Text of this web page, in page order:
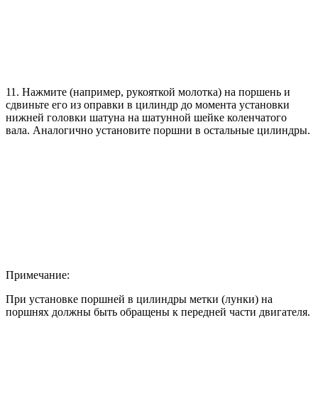
11. Нажмите (например, рукояткой молотка) на поршень и
сдвиньте его из оправки в цилиндр до момента установки
нижней головки шатуна на шатунной шейке коленчатого
вала. Аналогично установите поршни в остальные цилиндры.
Примечание:
При установке поршней в цилиндры метки (лунки) на
поршнях должны быть обращены к передней части двигателя.